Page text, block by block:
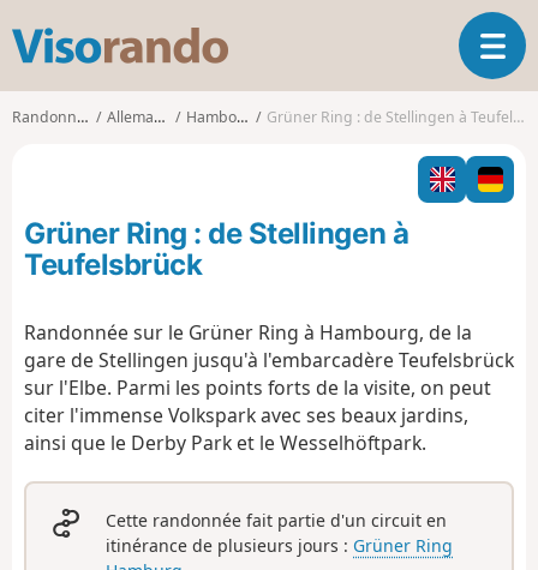
s
o
o
O
u
v
i
r
l
g
n
Randonnées Allemagne Hambourg Grüner Ring : de Stellingen à Teufelsbrück
Grüner Ring : de Stellingen à
Teufelsbrück
Randonnée sur le Grüner Ring à Hambourg, de la
gare de Stellingen jusqu'à l'embarcadère Teufelsbrück
sur l'Elbe. Parmi les points forts de la visite, on peut
citer l'immense Volkspark avec ses beaux jardins,
ainsi que le Derby Park et le Wesselhöftpark.
Cette randonnée fait partie d'un circuit en
itinérance de plusieurs jours : Grüner Ring